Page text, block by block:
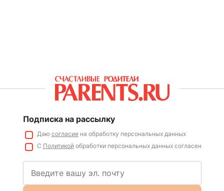
Подписка на рассылку
Даю согласиена обработку персональных данных
С Политикойобработки персональных данных согласен